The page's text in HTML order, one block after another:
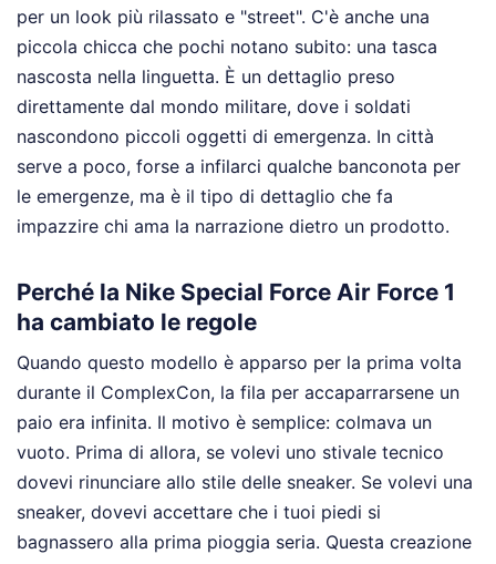
per un look più rilassato e "street". C'è anche una
piccola chicca che pochi notano subito: una tasca
nascosta nella linguetta. È un dettaglio preso
direttamente dal mondo militare, dove i soldati
nascondono piccoli oggetti di emergenza. In città
serve a poco, forse a infilarci qualche banconota per
le emergenze, ma è il tipo di dettaglio che fa
impazzire chi ama la narrazione dietro un prodotto.
Perché la Nike Special Force Air Force 1
ha cambiato le regole
Quando questo modello è apparso per la prima volta
durante il ComplexCon, la fila per accaparrarsene un
paio era infinita. Il motivo è semplice: colmava un
vuoto. Prima di allora, se volevi uno stivale tecnico
dovevi rinunciare allo stile delle sneaker. Se volevi una
sneaker, dovevi accettare che i tuoi piedi si
bagnassero alla prima pioggia seria. Questa creazione